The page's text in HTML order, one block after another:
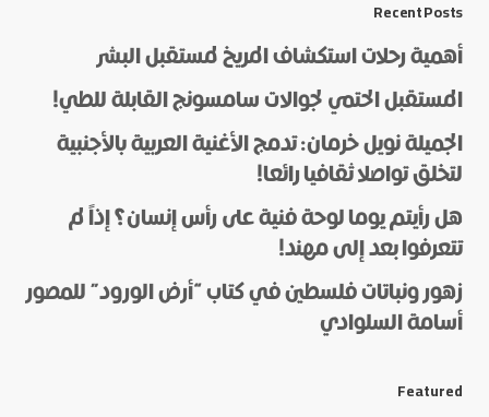
Name
*
E-mail
*
Recent Posts
أهمية رحلات استكشاف المريخ لمستقبل البشر
المستقبل الحتمي لجوالات سامسونج القابلة للطي!
الجميلة نويل خرمان: تدمج الأغنية العربية بالأجنبية
لتخلق تواصلا ثقافيا رائعا!
هل رأيتم يوما لوحة فنية على رأس إنسان؟ إذاً لم
تتعرفوا بعد إلى مهند!
زهور ونباتات فلسطين في كتاب “أرض الورود” للمصور
أسامة السلوادي
Featured